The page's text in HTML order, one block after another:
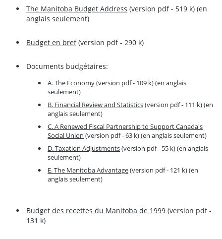
The Manitoba Budget Address (version pdf - 519 k) (en
anglais seulement)
Budget en bref(version pdf - 290 k)
Documents budgétaires:
A. The Economy(version pdf - 109 k) (en anglais
seulement)
B. Financial Review and Statistics(version pdf - 111 k) (en
anglais seulement)
C. A Renewed Fiscal Partnership to Support Canada's
Social Union (version pdf - 63 k) (en anglais seulement)
D. Taxation Adjustments(version pdf - 55 k) (en anglais
seulement)
E. The Manitoba Advantage(version pdf - 121 k) (en
anglais seulement)
Budget des recettes du Manitoba de 1999 (version pdf -
131 k)